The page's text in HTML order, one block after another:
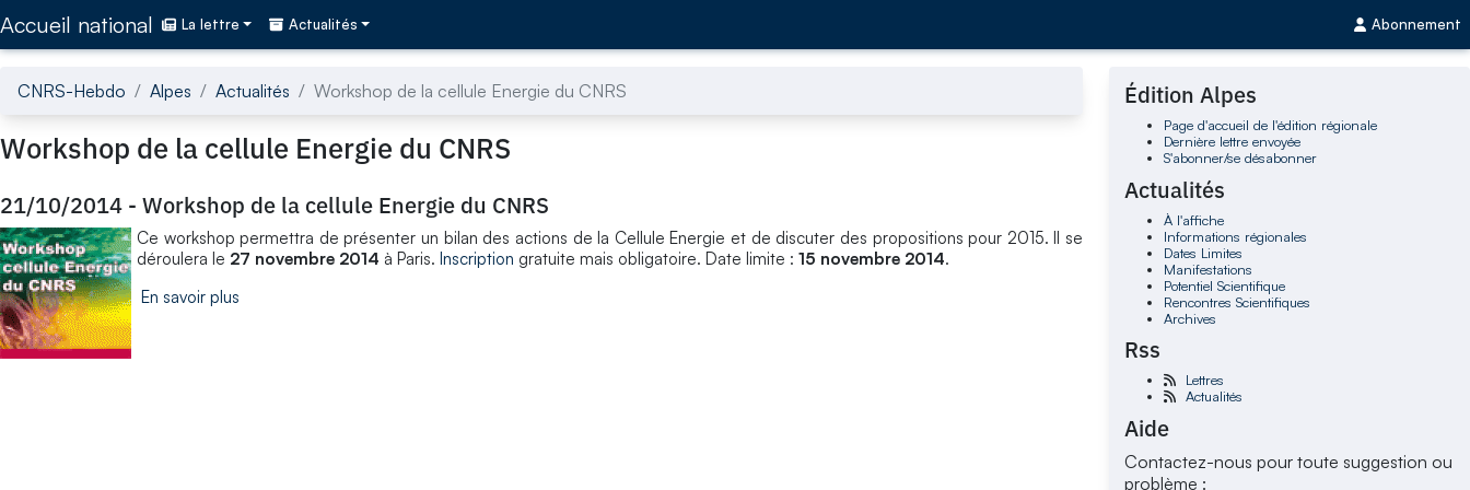
Accueil national La lettre Actualités Abonnement
CNRS-Hebdo Alpes Actualités Workshop de la cellule Energie du CNRS
Workshop de la cellule Energie du CNRS
21/10/2014 - Workshop de la cellule Energie du CNRS
Ce workshop permettra de présenter un bilan des actions de la Cellule Energie et de discuter des propositions pour 2015. Il se
déroulera le 27 novembre 2014 à Paris. Inscription gratuite mais obligatoire. Date limite : 15 novembre 2014.
En savoir plus
Édition Alpes
Page d'accueil de l'édition régionale
Dernière lettre envoyée
S'abonner/se désabonner
Actualités
À l'affiche
Informations régionales
Dates Limites
Manifestations
Potentiel Scientifique
Rencontres Scientifiques
Archives
Rss
Lettres
Actualités
Aide
Contactez-nous pour toute suggestion ou
problème :